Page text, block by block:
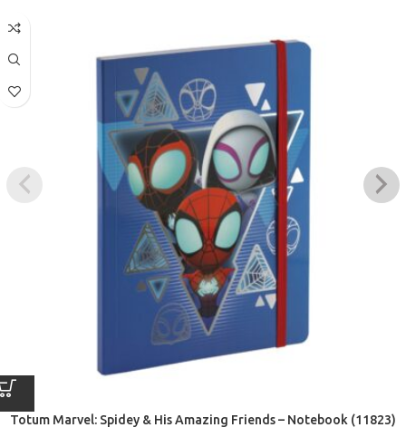
Totum Marvel: Spidey & His Amazing Friends – Notebook (11823)